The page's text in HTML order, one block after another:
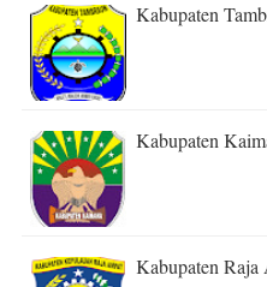
Kabupaten
Kabupaten
Kabupaten Raja